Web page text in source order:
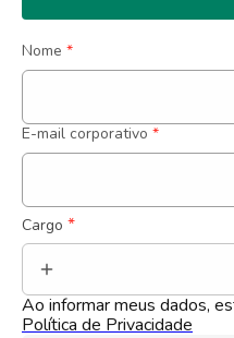
Nome *
E-mail corporativo *
Cargo *
Ao informar meus dados,
Política de Privacidade